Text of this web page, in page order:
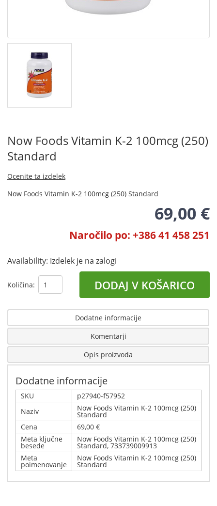
Now Foods Vitamin K-2 100mcg (250)
Standard
Ocenite ta izdelek
Now Foods Vitamin K-2 100mcg (250) Standard
69,00 €
Naročilo po: +386 41 458 251
Availability: Izdelek je na zalogi
Količina: DODAJ V KOŠARICO
Dodatne informacije
Komentarji
Opis proizvoda
Dodatne informacije
SKU
p27940-f57952
Naziv
Now Foods Vitamin K-2 100mcg (250)
Standard
Cena
69,00 €
Meta ključne
besede
Now Foods Vitamin K-2 100mcg (250)
Standard, 733739009913
Meta
poimenovanje
Now Foods Vitamin K-2 100mcg (250)
Standard